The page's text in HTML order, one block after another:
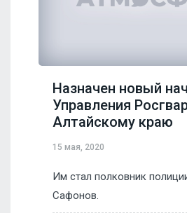
Назначен новый
Управления
Алтайскому краю
15 мая, 2020
Им стал полковник
Сафонов.